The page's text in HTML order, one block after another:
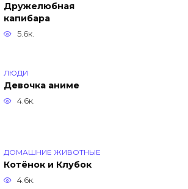
Дружелюбная
капибара
5.6к.
ЛЮДИ
Девочка аниме
4.6к.
ДОМАШНИЕ ЖИВОТНЫЕ
Котёнок и Клубок
4.6к.